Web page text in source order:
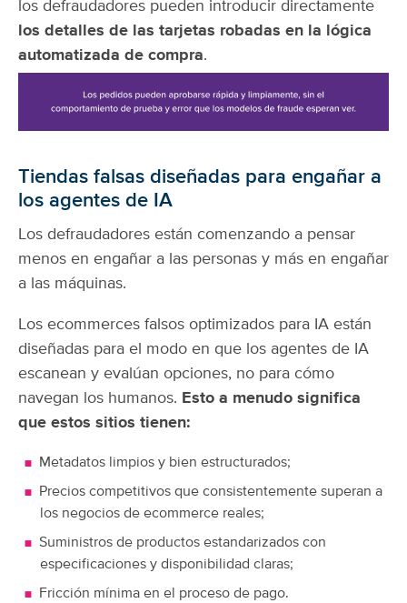
los defraudadores pueden introducir directamente
los detalles de las tarjetas robadas en la lógica
automatizada de compra.
Tiendas falsas diseñadas para engañar a
los agentes de IA
Los defraudadores están comenzando a pensar
menos en engañar a las personas y más en engañar
a las máquinas.
Los ecommerces falsos optimizados para IA están
diseñadas para el modo en que los agentes de IA
escanean y evalúan opciones, no para cómo
navegan los humanos. Esto a menudo significa
que estos sitios tienen:
Metadatos limpios y bien estructurados;
Precios competitivos que consistentemente superan a
los negocios de ecommerce reales;
Suministros de productos estandarizados con
especificaciones y disponibilidad claras;
Fricción mínima en el proceso de pago.